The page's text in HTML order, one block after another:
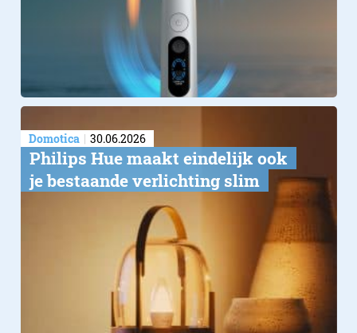
Domotica 30.06.2026
Philips Hue maakt eindelijk ook
je bestaande verlichting slim